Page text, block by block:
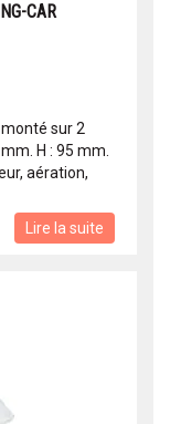
CAR
sur 2
H : 95 mm.
aération,
Lire la suite